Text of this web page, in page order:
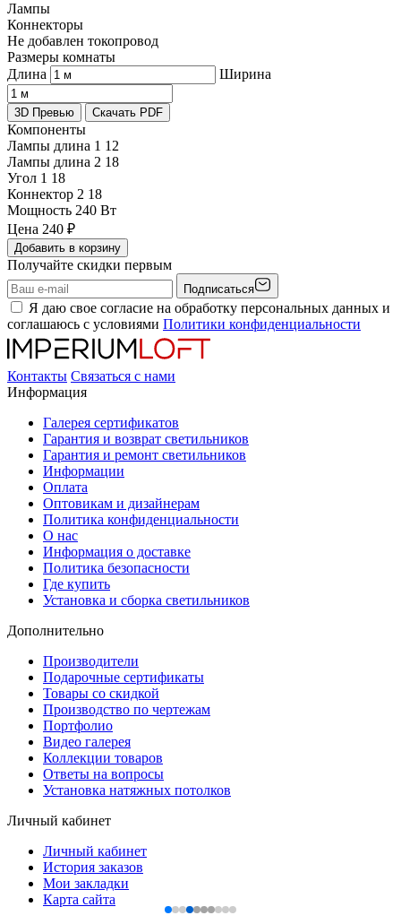
Лампы
Коннекторы
Не добавлен токопровод
Размеры комнаты
Длина
Ширина
3D Превью Скачать PDF
Компоненты
Лампы длина 1 12
Лампы длина 2 18
Угол 1 18
Коннектор 2 18
Мощность 240 Вт
Цена 240 ₽
Добавить в корзину
Получайте скидки первым
Подписаться
Я даю свое согласие на обработку персональных данных и
соглашаюсь с условиями Политики конфиденциальности
Контакты Связаться с нами
Информация
Галерея сертификатов
Гарантия и возврат светильников
Гарантия и ремонт светильников
Информации
Оплата
Оптовикам и дизайнерам
Политика конфиденциальности
О нас
Информация о доставке
Политика безопасности
Где купить
Установка и сборка светильников
Дополнительно
Производители
Подарочные сертификаты
Товары со скидкой
Производство по чертежам
Портфолио
Видео галерея
Коллекции товаров
Ответы на вопросы
Установка натяжных потолков
Личный кабинет
Личный кабинет
История заказов
Мои закладки
Карта сайта